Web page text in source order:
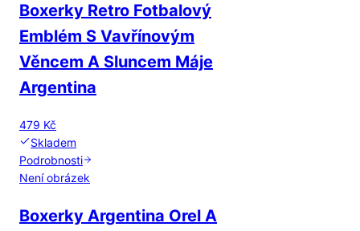
Boxerky Retro Fotbalový
Emblém S Vavřínovým
Věncem A Sluncem Máje
Argentina
479 Kč
Skladem
Podrobnosti
Není obrázek
Boxerky Argentina Orel A